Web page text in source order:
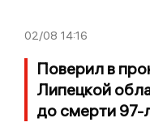
02/08 14:16
Поверил в
Липецкой
до смерти 97-